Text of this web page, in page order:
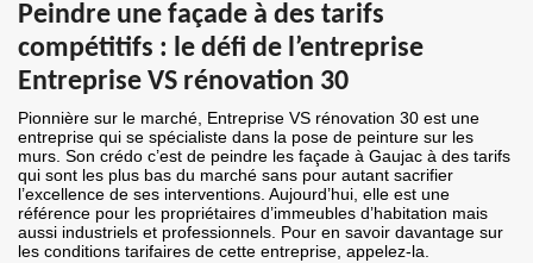
Peindre une façade à des tarifs
compétitifs : le défi de l’entreprise
Entreprise VS rénovation 30
Pionnière sur le marché, Entreprise VS rénovation 30 est une
entreprise qui se spécialiste dans la pose de peinture sur les
murs. Son crédo c’est de peindre les façade à Gaujac à des tarifs
qui sont les plus bas du marché sans pour autant sacrifier
l’excellence de ses interventions. Aujourd’hui, elle est une
référence pour les propriétaires d’immeubles d’habitation mais
aussi industriels et professionnels. Pour en savoir davantage sur
les conditions tarifaires de cette entreprise, appelez-la.